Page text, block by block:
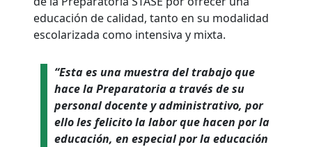
educación de calidad, tanto en su modalidad
escolarizada como intensiva y mixta.
“Esta es una muestra del trabajo que
hace la Preparatoria a través de su
personal docente y administrativo, por
ello les felicito la labor que hacen por la
educación, en especial por la educación